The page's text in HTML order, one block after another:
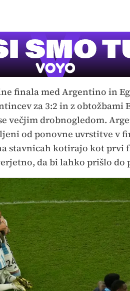
finala med Argentino in
za 3:2 in z obtožbami
večjim drobnogledom.
od ponovne uvrstitve v
stavnicah kotirajo kot prvi
da bi lahko prišlo